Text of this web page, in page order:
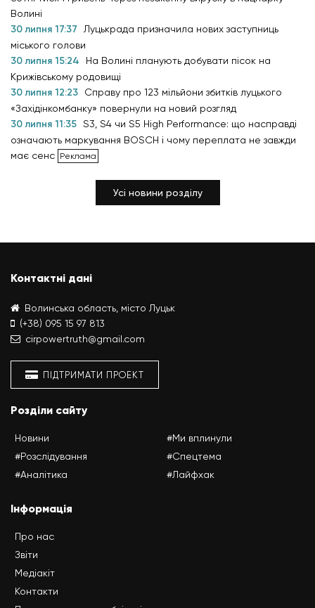
Волині
30 липня 17:37
Луцькрада призначила нових заступниць
міського голови
30 липня 15:24
На Волині планують добувати пісок на
Крижівському родовищі
30 липня 12:23
Справу про 123 мільйони збитків луцького
«Західінкомбанку» повернули на новий розгляд
30 липня 11:35 S3, S4 чи S5 High Performance: що насправді
означають маркування BOSCH і чому переплата не завжди
має сенс
Усі новини розділу
Контактні дані
Волинська область, місто Луцьк
(+38) 095 15 97 813
cirpowertruth@gmail.com
ПІДТРИМАТИ ПРОЕКТ
Розділи сайту
Новини
#Розслідування
#Аналітика
#Ми вплинули
#Спецтема
#Лайфхак
Інформація
Про нас
Звіти
Медіакіт
Контакти